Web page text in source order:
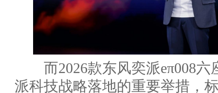
而2026款东风奕派eπ008六
派科技战略落地的重要举措，